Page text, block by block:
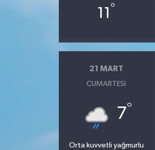
11 °
21 MART
CUMARTESI
7°
Orta kuvvetli yağmurlu